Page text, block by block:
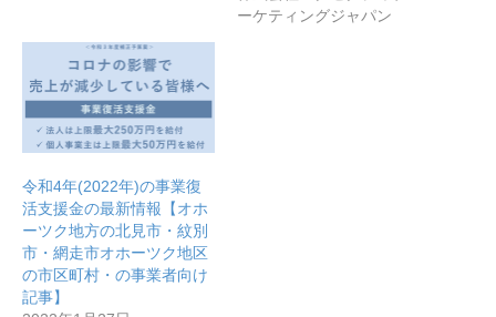
ーケティングジャパン
令和4年(2022年)の事業復
活支援金の最新情報【オホ
ーツク地方の北見市・紋別
市・網走市オホーツク地区
の市区町村・の事業者向け
記事】